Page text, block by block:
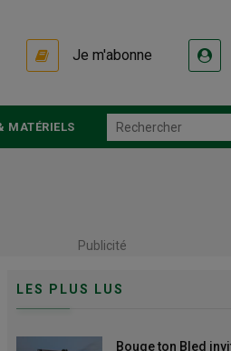
Je m'abonne
MATÉRIELS
Publicité
LES PLUS LUS
Bouge ton Bled